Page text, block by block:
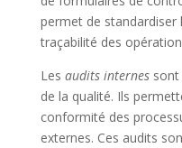
permet de standardiser
traçabilité des
Les audits internessont
de la qualité. Ils
conformité des
externes. Ces audits